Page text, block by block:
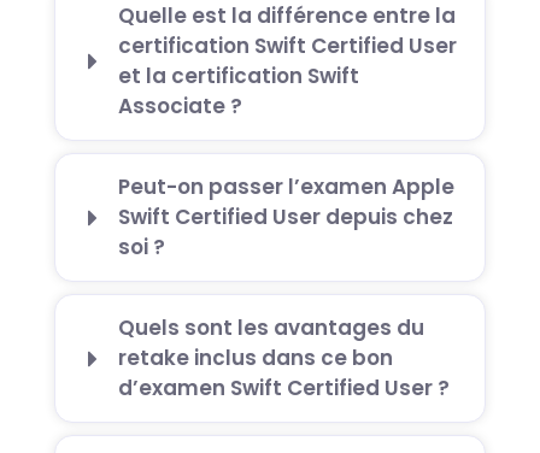
Quelle est la différence entre la
certification Swift Certified User
et la certification Swift
Associate ?
Peut-on passer l’examen Apple
Swift Certified User depuis chez
soi ?
Quels sont les avantages du
retake inclus dans ce bon
d’examen Swift Certified User ?